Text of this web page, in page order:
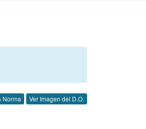
Norma Ver Imagen del D.O.